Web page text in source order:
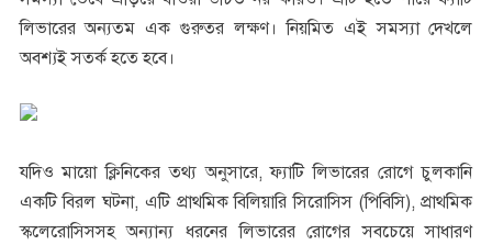
লিভারের অন্যতম এক গুরুতর লক্ষণ। নিয়মিত এই সমস্যা দেখলে
অবশ্যই সতর্ক হতে হবে।
যদিও মায়ো ক্লিনিকের তথ্য অনুসারে, ফ্যাটি লিভারের রোগে চুলকানি
একটি বিরল ঘটনা, এটি প্রাথমিক বিলিয়ারি সিরোসিস (পিবিসি), প্রাথমিক
স্কলেরোসিসসহ অন্যান্য ধরনের লিভারের রোগের সবচেয়ে সাধারণ